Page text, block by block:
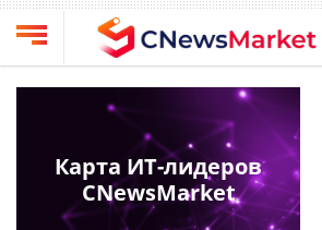
Выбрать
провайдера
Компании
CNews
Конференции
Техника
Карта ИТ-лидеров
CNewsMarket